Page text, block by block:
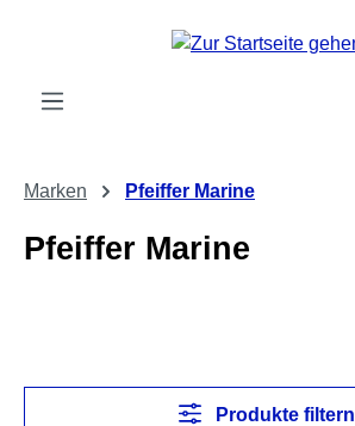
Zum Hauptinhalt springen
Marken Pfeiffer Marine
Pfeiffer Marine
Produkte filtern